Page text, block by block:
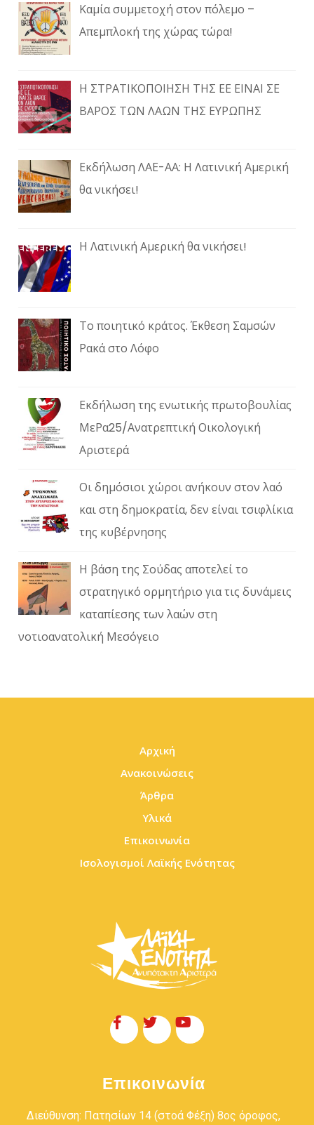
Καμία συμμετοχή στον πόλεμο –
Απεμπλοκή της χώρας τώρα!
Η ΣΤΡΑΤΙΚΟΠΟΙΗΣΗ ΤΗΣ ΕΕ ΕΙΝΑΙ ΣΕ
ΒΑΡΟΣ ΤΩΝ ΛΑΩΝ ΤΗΣ ΕΥΡΩΠΗΣ
Εκδήλωση ΛΑΕ-ΑΑ: Η Λατινική Αμερική
θα νικήσει!
Η Λατινική Αμερική θα νικήσει!
Το ποιητικό κράτος. Έκθεση Σαμσών
Ρακά στο Λόφο
Εκδήλωση της ενωτικής πρωτοβουλίας
ΜεΡα25/Ανατρεπτική Οικολογική
Αριστερά
Οι δημόσιοι χώροι ανήκουν στον λαό
και στη δημοκρατία, δεν είναι τσιφλίκια
της κυβέρνησης
Η βάση της Σούδας αποτελεί το
στρατηγικό ορμητήριο για τις δυνάμεις
καταπίεσης των λαών στη
νοτιοανατολική Μεσόγειο
Αρχική
Ανακοινώσεις
Άρθρα
Υλικά
Επικοινωνία
Ισολογισμοί Λαϊκής Ενότητας
Επικοινωνία
Διεύθυνση: Πατησίων 14 (στοά Φέξη) 8ος όροφος,